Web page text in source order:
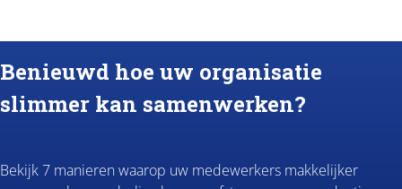
Benieuwd hoe uw organisatie
slimmer kan samenwerken?
Bekijk 7 manieren waarop uw medewerkers makkelijker